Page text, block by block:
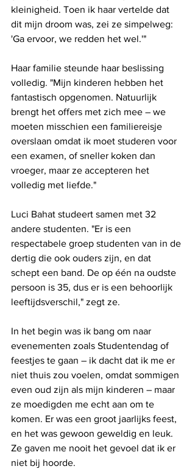
kleinigheid. Toen ik haar vertelde dat
dit mijn droom was, zei ze simpelweg:
'Ga ervoor, we redden het wel.'"
Haar familie steunde haar beslissing
volledig. "Mijn kinderen hebben het
fantastisch opgenomen. Natuurlijk
brengt het offers met zich mee – we
moeten misschien een familiereisje
overslaan omdat ik moet studeren voor
een examen, of sneller koken dan
vroeger, maar ze accepteren het
volledig met liefde."
Luci Bahat studeert samen met 32 ​​
andere studenten. "Er is een
respectabele groep studenten van in de
dertig die ook ouders zijn, en dat
schept een band. De op één na oudste
persoon is 35, dus er is een behoorlijk
leeftijdsverschil," zegt ze.
In het begin was ik bang om naar
evenementen zoals Studentendag of
feestjes te gaan – ik dacht dat ik me er
niet thuis zou voelen, omdat sommigen
even oud zijn als mijn kinderen – maar
ze moedigden me echt aan om te
komen. Er was een groot jaarlijks feest,
en het was gewoon geweldig en leuk.
Ze gaven me nooit het gevoel dat ik er
niet bij hoorde.